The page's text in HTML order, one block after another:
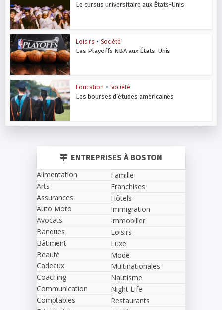
Le cursus universitaire aux États-Unis
Loisirs • Société
Les Playoffs NBA aux États-Unis
Education • Société
Les bourses d’études américaines
ENTREPRISES À BOSTON
Alimentation
Arts
Assurances
Auto Moto
Avocats
Banques
Bâtiment
Beauté
Cadeaux
Coaching
Communication
Comptables
Famille
Franchises
Hôtels
Immigration
Immobilier
Loisirs
Luxe
Mode
Multinationales
Nautisme
Night Life
Restaurants